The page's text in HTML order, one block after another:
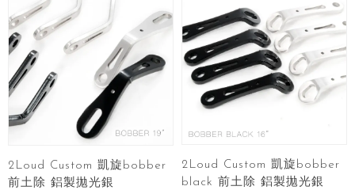
2Loud Custom 凱旋bobber
前土除 鋁製拋光銀
2Loud Custom 凱旋bobber
black 前土除 鋁製拋光銀